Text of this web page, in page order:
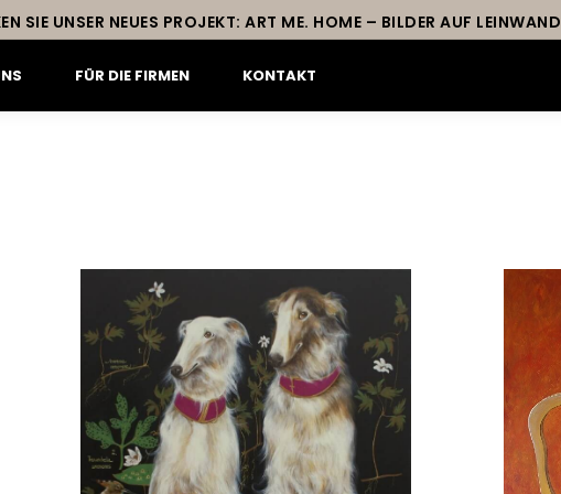
SIE UNSER NEUES PROJEKT: ART ME. HOME – BILDER AUF LEINWAND
FÜR DIE FIRMEN KONTAKT